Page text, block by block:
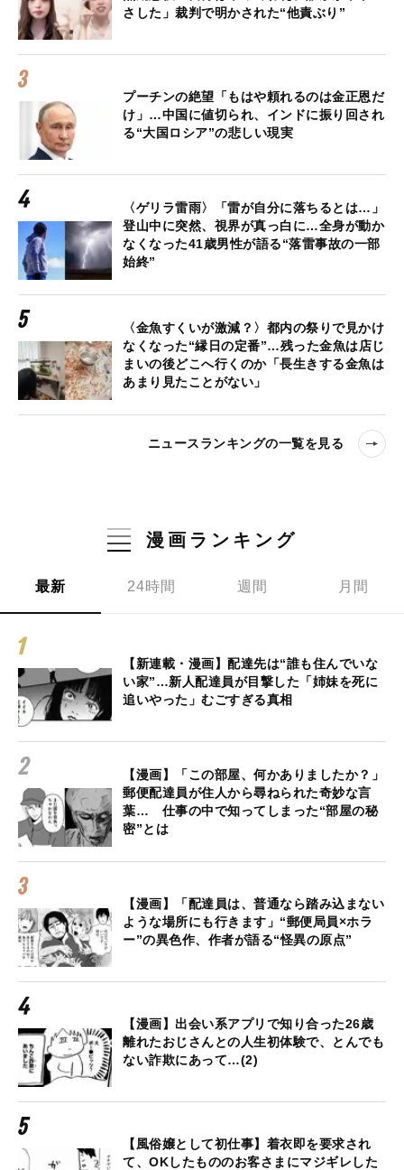
さした」裁判で明かされた“他責ぶり”
プーチンの絶望「もはや頼れるのは金正恩だ
け」…中国に値切られ、インドに振り回され
る“大国ロシア”の悲しい現実
〈ゲリラ雷雨〉「雷が自分に落ちるとは…」
登山中に突然、視界が真っ白に…全身が動か
なくなった41歳男性が語る“落雷事故の一部
始終”
〈金魚すくいが激減？〉都内の祭りで見かけ
なくなった“縁日の定番”…残った金魚は店じ
まいの後どこへ行くのか「長生きする金魚は
あまり見たことがない」
ニュースランキングの一覧を見る
漫画ランキング
最新 24時間 週間 月間
【新連載・漫画】配達先は“誰も住んでいな
い家”…新人配達員が目撃した「姉妹を死に
追いやった」むごすぎる真相
【漫画】「この部屋、何かありましたか？」
郵便配達員が住人から尋ねられた奇妙な言
葉… 仕事の中で知ってしまった“部屋の秘
密”とは
【漫画】「配達員は、普通なら踏み込まない
ような場所にも行きます」“郵便局員×ホラ
ー”の異色作、作者が語る“怪異の原点”
【漫画】出会い系アプリで知り合った26歳
離れたおじさんとの人生初体験で、とんでも
ない詐欺にあって…(2)
【風俗嬢として初仕事】着衣即を要求され
て、OKしたもののお客さまにマジギレした